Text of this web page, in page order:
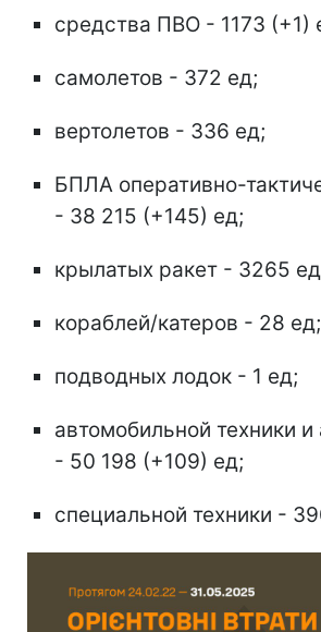
средства ПВО - 1173 (+1)
самолетов - 372 ед;
вертолетов - 336 ед;
БПЛА оперативно-
- 38 215 (+145) ед;
крылатых ракет - 3265
кораблей/катеров - 28 ед;
подводных лодок - 1 ед;
автомобильной техники и
- 50 198 (+109) ед;
специальной техники -